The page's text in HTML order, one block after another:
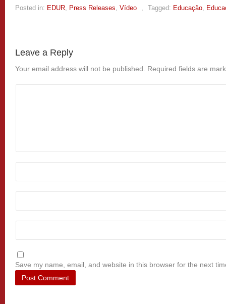
Posted in: EDUR, Press Releases, Vídeo , Tagged: Educação,
Leave a Reply
Your email address will not be published. Required fields are
Save my name, email, and website in this browser for the next